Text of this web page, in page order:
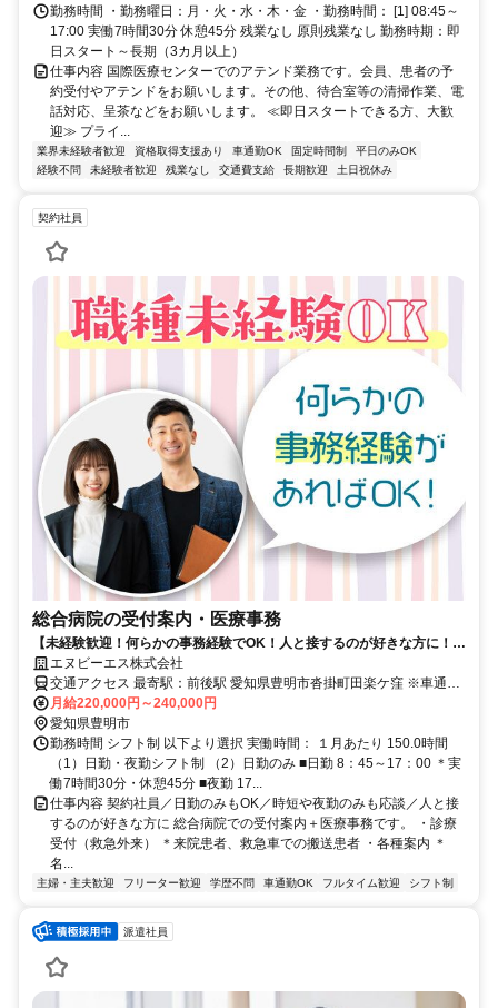
勤務時間 ・勤務曜日：月・火・水・木・金 ・勤務時間： [1] 08:45～
17:00 実働7時間30分 休憩45分 残業なし 原則残業なし 勤務時期：即
日スタート～長期（3カ月以上）
仕事内容 国際医療センターでのアテンド業務です。会員、患者の予
約受付やアテンドをお願いします。その他、待合室等の清掃作業、電
話対応、呈茶などをお願いします。 ≪即日スタートできる方、大歓
迎≫ プライ...
業界未経験者歓迎 資格取得支援あり 車通勤OK 固定時間制
平日のみOK
経験不問
未経験者歓迎 残業なし 交通費支給 長期歓迎 土日祝休み
契約社員
総合病院の受付案内・医療事務
【未経験歓迎！何らかの事務経験でOK！人と接するのが好きな方に！】
日勤のみもOK！時短や夜勤のみも相談可能！正社員登用制度あり
エヌビーエス株式会社
交通アクセス 最寄駅：前後駅 愛知県豊明市沓掛町田楽ケ窪 ※車通勤
OK（P無料） 名鉄名古屋本線「前後駅・バス13分」 ＊名鉄バス 地下
鉄桜通線「徳重駅・バス16分」 ＊市バス・名鉄バス 名鉄名古屋本線
「鳴海駅・車16分」 ＪＲ東海道線「南大高駅・車19分」
月給220,000円～240,000円
愛知県豊明市
勤務時間 シフト制 以下より選択 実働時間： １月あたり 150.0時間
（1）日勤・夜勤シフト制 （2）日勤のみ ■日勤 8：45～17：00 ＊実
働7時間30分・休憩45分 ■夜勤 17...
仕事内容 契約社員／日勤のみもOK／時短や夜勤のみも応談／人と接
するのが好きな方に 総合病院での受付案内＋医療事務です。 ・診療
受付（救急外来） ＊来院患者、救急車での搬送患者 ・各種案内 ＊
名...
主婦・主夫歓迎 フリーター歓迎 学歴不問 車通勤OK フルタイム歓迎 シフト制
派遣社員